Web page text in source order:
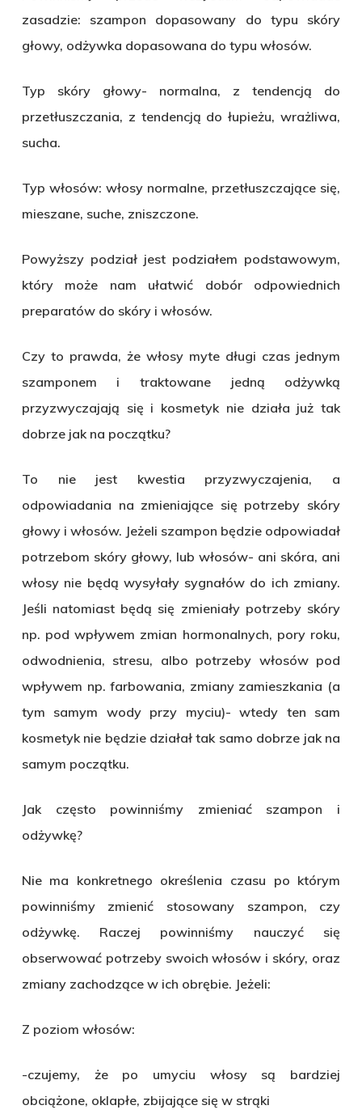
zasadzie: szampon dopasowany do typu skóry
głowy, odżywka dopasowana do typu włosów.
Typ skóry głowy- normalna, z tendencją do
przetłuszczania, z tendencją do łupieżu, wrażliwa,
sucha.
Typ włosów: włosy normalne, przetłuszczające się,
mieszane, suche, zniszczone.
Powyższy podział jest podziałem podstawowym,
który może nam ułatwić dobór odpowiednich
preparatów do skóry i włosów.
Czy to prawda, że włosy myte długi czas jednym
szamponem i traktowane jedną odżywką
przyzwyczajają się i kosmetyk nie działa już tak
dobrze jak na początku?
To nie jest kwestia przyzwyczajenia, a
odpowiadania na zmieniające się potrzeby skóry
głowy i włosów. Jeżeli szampon będzie odpowiadał
potrzebom skóry głowy, lub włosów- ani skóra, ani
włosy nie będą wysyłały sygnałów do ich zmiany.
Jeśli natomiast będą się zmieniały potrzeby skóry
np. pod wpływem zmian hormonalnych, pory roku,
odwodnienia, stresu, albo potrzeby włosów pod
wpływem np. farbowania, zmiany zamieszkania (a
tym samym wody przy myciu)- wtedy ten sam
kosmetyk nie będzie działał tak samo dobrze jak na
samym początku.
Jak często powinniśmy zmieniać szampon i
odżywkę?
Nie ma konkretnego określenia czasu po którym
powinniśmy zmienić stosowany szampon, czy
odżywkę. Raczej powinniśmy nauczyć się
obserwować potrzeby swoich włosów i skóry, oraz
zmiany zachodzące w ich obrębie. Jeżeli:
Z poziom włosów:
-czujemy, że po umyciu włosy są bardziej
obciążone, oklapłe, zbijające się w strąki